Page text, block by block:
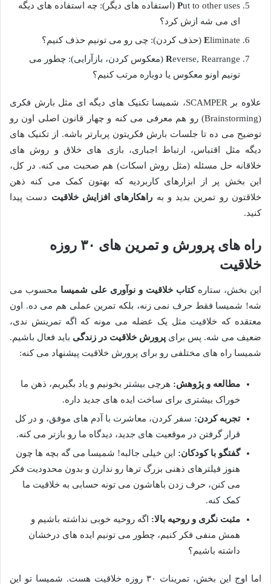
P ut to other uses (استفاده های دیگر): چه استفاده های دیگه
ای می شه ازش کرد؟
Eliminate (حذف کردن): چی رو می تونیم حذف کنیم؟
R everse, Rearrange (معکوس کردن، بازآرایی): چطور می
تونیم اونو معکوس یا دوباره مرتب کنیم؟
علاوه بر SCAMPER، شمیسا تکنیک های دیگه ای مثل بارش فکری
(Brainstorming) رو هم معرفی می کنه و چهار قانون اصلی اون رو
توضیح می ده تا جلسات بارش فکریتون پربارتر باشه. از تکنیک های
دیگه مثل اقتباس، ارتباط اجباری، بازی های خلاق و روش های
خلاقانه حل مسئله (مثل روش اسکات) هم صحبت می کنه. در کل،
این بخش پر از ابزارهای کاربردیه که بهتون کمک می کنه ذهن
خلاقتون رو تمرین بدید و به راهکارهای افزایش خلاقیت دست پیدا
کنید.
راه های پرورش و تمرین های ۳۰ روزه
خلاقیت
این بخش، ستارهکتاب خلاقیت و نوآوری علی شمیسا محسوب می
شه! شمیسا فقط حرف نمی زنه، بلکه تمرین عملی هم می ده. اون
معتقده که خلاقیت مثل یک عضله می مونه که اگه تمرینش ندی،
ضعیف می شه. پس برای پرورش خلاقیت در زندگی باید فعال باشیم.
شمیسا راه های مختلفی رو برای پرورش خلاقیت پیشنهاد می کنه:
مطالعه و پژوهش: هرچی بیشتر بخونیم و یاد بگیریم، ذهن ما
خوراک بیشتری برای ساخت ایده های جدید داره.
تجربه کردن: سفر کردن، معاشرت با آدم های موفق، و در کل
قرار گرفتن در موقعیت های جدید، دیدگاه ما رو بازتر می کنه.
گفتگو با کودکان: این خیلی جالبه! شمیسا می گه بچه ها چون
هنوز فیلترهای ذهنی بزرگ ترها رو ندارن و بدون محدودیت فکر
می کنن، حرف زدن باهاشون می تونه حسابی به خلاقیت ما
کمک کنه.
مثبت نگری و روحیه بالا: اگه روحیه خوبی نداشته باشیم و
همش منفی فکر کنیم، چطور می تونیم ایده های درخشان
داشته باشیم؟
اما اوج این بخش، تمرینات ۳۰ روزه خلاقیت هست. شمیسا تو این